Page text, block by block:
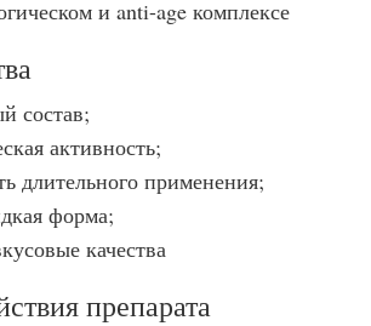
и anti-age комплексе
состав;
активность;
длительного применения;
форма;
качества
препарата